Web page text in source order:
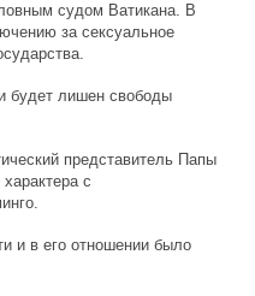
судом Ватикана. В
за сексуальное
будет лишен свободы
представитель Папы
с
и в его отношении было